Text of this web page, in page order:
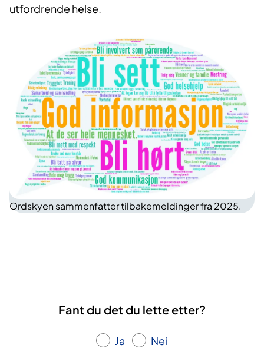
utfordrende helse.
Ordskyen sammenfatter tilbakemeldinger fra 2025.
Fant du det du lette etter?
Ja Nei